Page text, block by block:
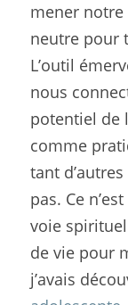
mener
neutre pour
L’outil
nous
potentiel de
comme
tant
pas. Ce
voie
de vie pour
j’avais